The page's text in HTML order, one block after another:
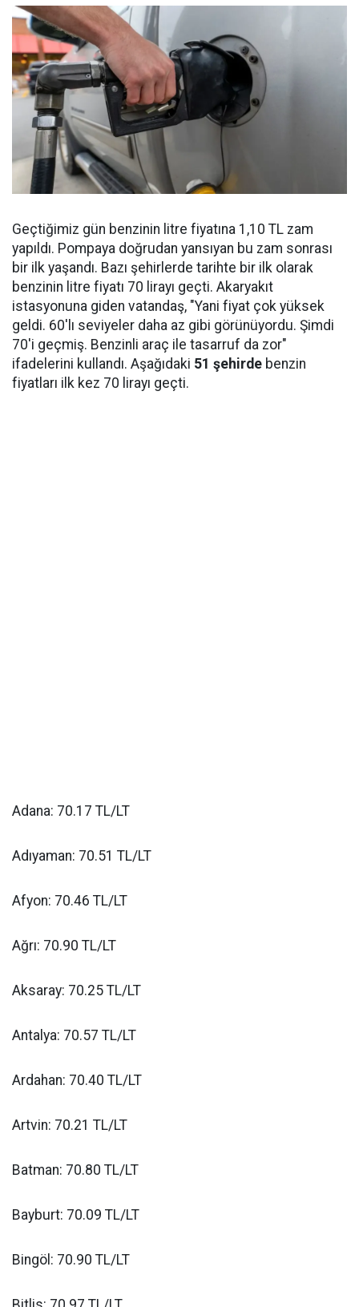
Geçtiğimiz gün benzinin litre fiyatına 1,10 TL zam
yapıldı. Pompaya doğrudan yansıyan bu zam sonrası
bir ilk yaşandı. Bazı şehirlerde tarihte bir ilk olarak
benzinin litre fiyatı 70 lirayı geçti. Akaryakıt
istasyonuna giden vatandaş, "Yani fiyat çok yüksek
geldi. 60'lı seviyeler daha az gibi görünüyordu. Şimdi
70'i geçmiş. Benzinli araç ile tasarruf da zor"
ifadelerini kullandı. Aşağıdaki 51 şehirde benzin
fiyatları ilk kez 70 lirayı geçti.
Adana: 70.17 TL/LT
Adıyaman: 70.51 TL/LT
Afyon: 70.46 TL/LT
Ağrı: 70.90 TL/LT
Aksaray: 70.25 TL/LT
Antalya: 70.57 TL/LT
Ardahan: 70.40 TL/LT
Artvin: 70.21 TL/LT
Batman: 70.80 TL/LT
Bayburt: 70.09 TL/LT
Bingöl: 70.90 TL/LT